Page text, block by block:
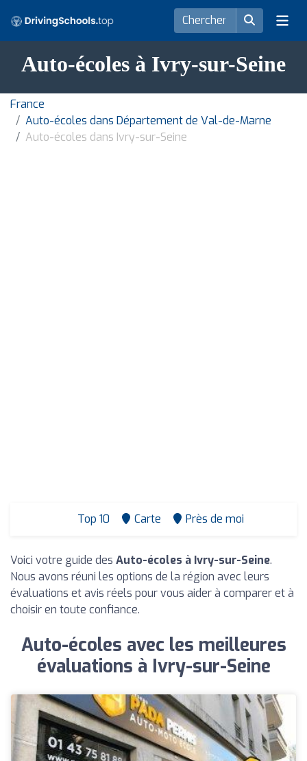
Auto-écoles à Ivry-sur-Seine
France
Auto-écoles dans Département de Val-de-Marne
Auto-écoles dans Ivry-sur-Seine
Top 10 Carte Près de moi
Voici votre guide des Auto-écoles à Ivry-sur-Seine.
Nous avons réuni les options de la région avec leurs
évaluations et avis réels pour vous aider à comparer et à
choisir en toute confiance.
Auto-écoles avec les meilleures
évaluations à Ivry-sur-Seine